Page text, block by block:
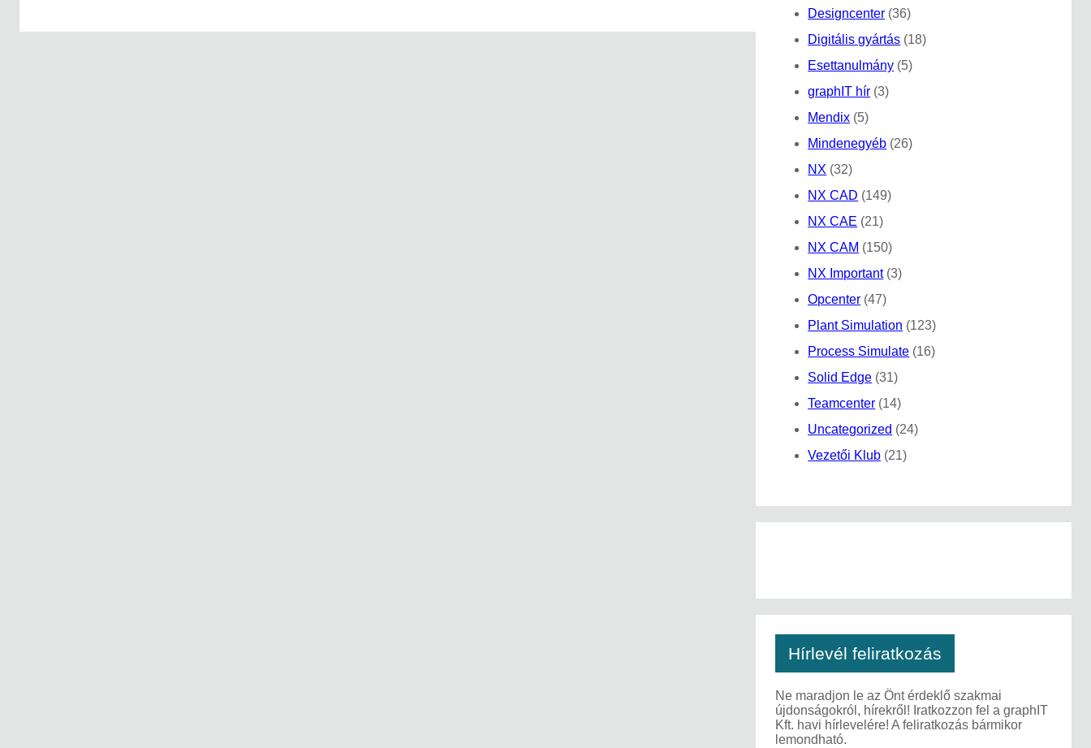
Designcenter (36)
Digitális gyártás (18)
Esettanulmány (5)
graphIT hír (3)
Mendix (5)
Mindenegyéb (26)
NX (32)
NX CAD (149)
NX CAE (21)
NX CAM (150)
NX Important(3)
Opcenter (47)
Plant Simulation (123)
Process Simulate (16)
Solid Edge (31)
Teamcenter (14)
Uncategorized (24)
Vezetői Klub (21)
Hírlevél feliratkozás
Ne maradjon le az Önt érdeklő szakmai
újdonságokról, hírekről! Iratkozzon fel a graphIT
Kft. havi hírlevelére! A feliratkozás bármikor
lemondható.